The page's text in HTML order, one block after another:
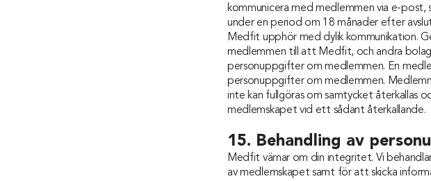
kommunicera med medlemmen via e-
under en period om 18 månader efter
Medfit upphör med dylik kommunikation.
medlemmen till att Medfit, och andra
personuppgifter om medlemmen. En
personuppgifter om medlemmen.
inte kan fullgöras om samtycket återkallas
medlemskapet vid ett sådant återkallande.
15. Behandling av
Medfit värnar om din integritet. Vi
av medlemskapet samt för att skicka